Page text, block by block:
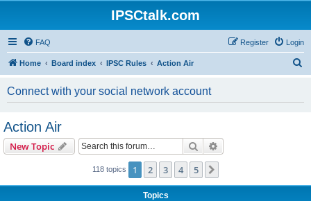
IPSCtalk.com
FAQ Login
Register
Home Board index IPSC Rules Action Air
Connect with your social network account
Action Air
New Topic Search
118 topics 1 2 3 4 5
Topics